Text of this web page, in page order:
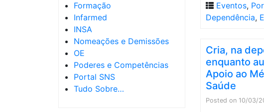
Formação
Infarmed
INSA
Nomeações e Demissões
OE
Poderes e Competências
Portal SNS
Tudo Sobre…
Eventos,
Dependência,
Cria, na
enquanto
Apoio ao
Saúde
Posted on 10/03/